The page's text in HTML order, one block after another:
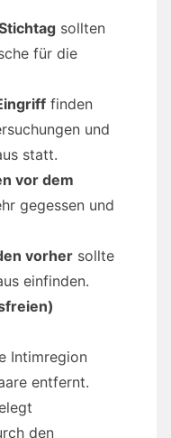
sollten
für die
finden
und
statt.
vor dem
gegessen und
vorher sollte
einfinden.
Intimregion
entfernt.
den